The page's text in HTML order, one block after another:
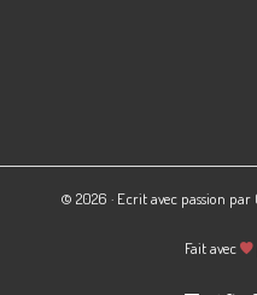
© 2026 · Ecrit avec passion par
Fait avec